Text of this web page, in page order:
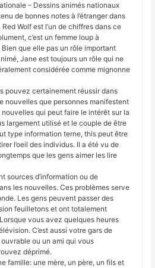
– Dessins animés nationaux
de bonnes notes à l’étranger dans
Red Wolf est l’un de chiffres dans ce
c’est un femme loup à
Bien que elle pas un rôle important
Jane est toujours un rôle qui ne
considérée comme mignonne
pouvez certainement réussir dans
nouvelles que personnes manifestent
qui peut faire le intérêt sur la
largement utilisé et le couple de être
type information terne, this peut être
l’oeil des individus. Il a été vu de
que les gens aimer les lire
sources d’information ou de
les nouvelles. Ces problèmes serve
Les gens peuvent passer des
feuilletons et ont totalement
vous avez quelques heures
C’est aussi votre gars de
ou un ami qui vous
déprimé.
famille: une mère, un père, un fils et